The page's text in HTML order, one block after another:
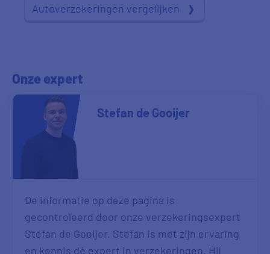
Autoverzekeringen vergelijken
Onze expert
Stefan de Gooijer
De informatie op deze pagina is
gecontroleerd door onze verzekeringsexpert
Stefan de Gooijer. Stefan is met zijn ervaring
en kennis dé expert in verzekeringen. Hij